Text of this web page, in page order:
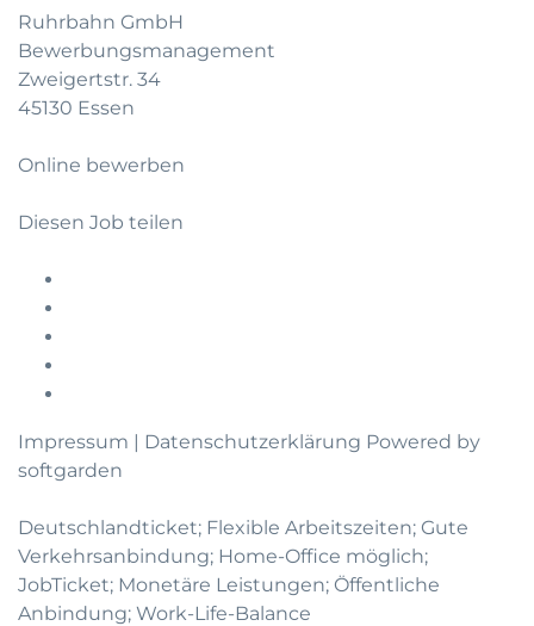
Ruhrbahn GmbH
Bewerbungsmanagement
Zweigertstr. 34
45130 Essen
Online bewerben
Diesen Job teilen
Impressum | Datenschutzerklärung Powered by
softgarden
Deutschlandticket; Flexible Arbeitszeiten; Gute
Verkehrsanbindung; Home-Office möglich;
JobTicket; Monetäre Leistungen; Öffentliche
Anbindung; Work-Life-Balance